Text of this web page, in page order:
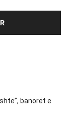
banorët e